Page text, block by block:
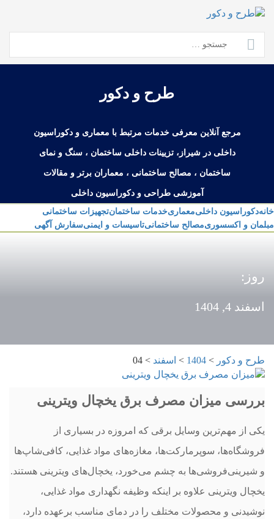
Skip
content
جستجو
برای:
طرح و دکور
مرجع آنلاین معرفی خدمات مرتبط با معماری و دکوراسیون
داخلی در شیراز، تزیینات داخلی ساختمان ، سنگ و نمای
ساختمان ، مصالح ساختمانی ، معماران برتر و مقالات
آموزشی طراحی و دکوراسیون داخلی
خانهدکوراسیون داخلیمعماریخدمات ساختمانتجهیزات ساختمانی
مبلمان و اکسسوریمصالح ساختمانیتاسیسات و ایمنیسفارش آگهی
روز:
اسفند 4, 1404
طرح و دکور >
1404
> اسفند >
04
بررسی میزان مصرف برق یخچال ویترینی
یکی از مهم‌ترین وسایل برقی که امروزه در بسیاری از
فروشگاه‌ها، سوپرمارکت‌ها، مغازه‌های مواد غذایی، کافی‌شاپ‌ها
و شیرینی‌فروشی‌ها به چشم می‌خورد، یخچال‌های ویترینی هستند.
یخچال ویترینی علاوه بر اینکه وظیفه نگهداری مواد غذایی،
نوشیدنی و محصولات مختلف را در دمای مناسب برعهده دارد،